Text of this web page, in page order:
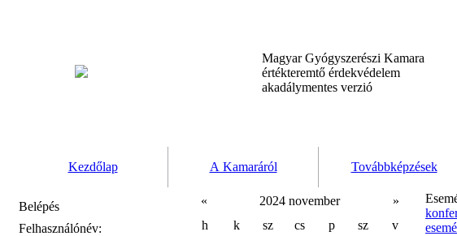
Magyar Gyógyszerészi Kamara
értékteremtő érdekvédelem
akadálymentes verzió
Kezdőlap A Kamaráról Továbbképzések
Belépés
Felhasználónév:
« 2024 november
»
h
k sz cs p sz
v